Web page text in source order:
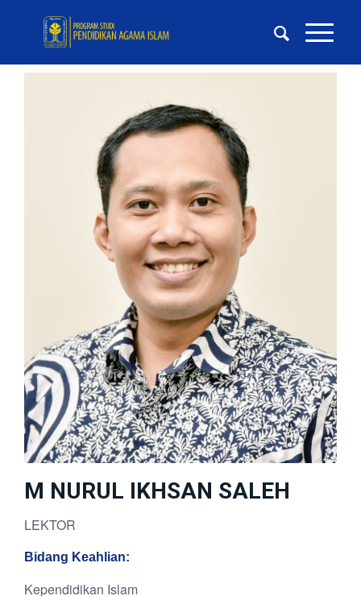
M NURUL IKHSAN SALEH
LEKTOR
Bidang Keahlian:
Kependidikan Islam